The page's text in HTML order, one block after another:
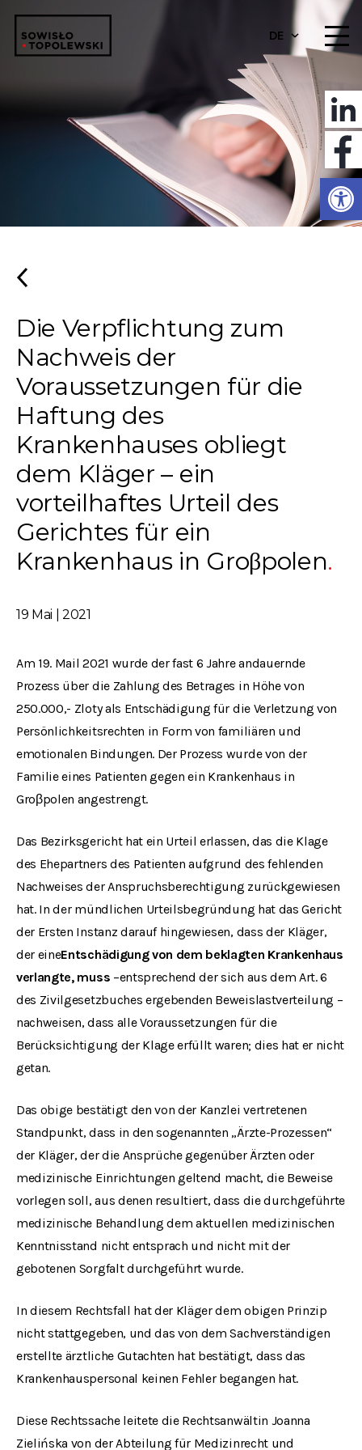
DE
Die Verpflichtung zum
Nachweis der
Voraussetzungen für die
Haftung des
Krankenhauses obliegt
dem Kläger – ein
vorteilhaftes Urteil des
Gerichtes für ein
Krankenhaus in Groβpolen
19 Mai | 2021
Am 19. Mail 2021 wurde der fast 6 Jahre andauernde
Prozess über die Zahlung des Betrages in Höhe von
250.000,- Zloty als Entschädigung für die Verletzung von
Persönlichkeitsrechten in Form von familiären und
emotionalen Bindungen. Der Prozess wurde von der
Familie eines Patienten gegen ein Krankenhaus in
Groβpolen angestrengt.
Das Bezirksgericht hat ein Urteil erlassen, das die Klage
des Ehepartners des Patienten aufgrund des fehlenden
Nachweises der Anspruchsberechtigung zurückgewiesen
hat. In der mündlichen Urteilsbegründung hat das Gericht
der Ersten Instanz darauf hingewiesen, dass der Kläger,
der eineEntschädigung von dem beklagten Krankenhaus
verlangte, muss –entsprechend der sich aus dem Art. 6
des Zivilgesetzbuches ergebenden Beweislastverteilung –
nachweisen, dass alle Voraussetzungen für die
Berücksichtigung der Klage erfüllt waren; dies hat er nicht
getan.
Das obige bestätigt den von der Kanzlei vertretenen
Standpunkt, dass in den sogenannten „Ärzte-Prozessen“
der Kläger, der die Ansprüche gegenüber Ärzten oder
medizinische Einrichtungen geltend macht, die Beweise
vorlegen soll, aus denen resultiert, dass die durchgeführte
medizinische Behandlung dem aktuellen medizinischen
Kenntnisstand nicht entsprach und nicht mit der
gebotenen Sorgfalt durchgeführt wurde.
In diesem Rechtsfall hat der Kläger dem obigen Prinzip
nicht stattgegeben, und das von dem Sachverständigen
erstellte ärztliche Gutachten hat bestätigt, dass das
Krankenhauspersonal keinen Fehler begangen hat.
Diese Rechtssache leitete die Rechtsanwältin Joanna
Zielińska von der Abteilung für Medizinrecht und